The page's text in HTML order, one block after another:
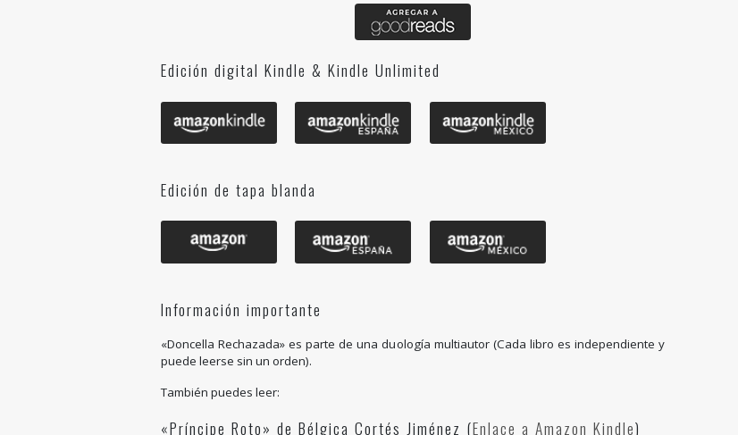
Edición digital Kindle & Kindle Unlimited
Edición de tapa blanda
Información importante
«Doncella Rechazada» es parte de una duología multiautor (Cada libro es independiente y
puede leerse sin un orden).
También puedes leer:
«Príncipe Roto» de Bélgica Cortés Jiménez (Enlace a Amazon Kindle)